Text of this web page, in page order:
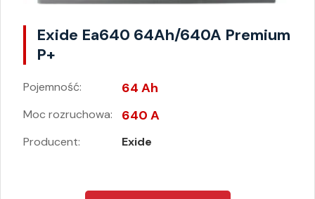
Exide Ea640 64Ah/640A Premium
P+
Pojemność: 64 Ah
Moc rozruchowa: 640 A
Producent: Exide